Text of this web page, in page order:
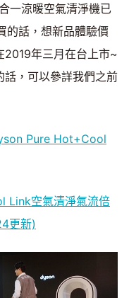
一涼暖空氣清淨機已
的話，想新品體驗價
年三月在台上市~
話，可以參詳我們之前
Pure Hot+Cool
Link空氣清淨氣流倍
更新)